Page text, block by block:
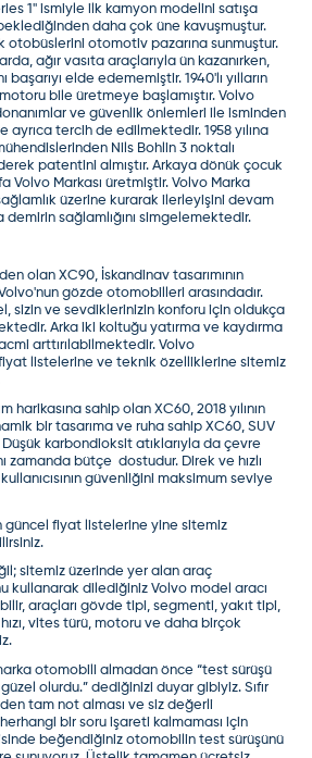
1'' ismiyle ilk kamyon modelini satışa
beklediğinden daha çok üne kavuşmuştur.
otobüslerini otomotiv pazarına sunmuştur.
ağır vasıta araçlarıyla ün kazanırken,
elde edememiştir. 1940'lı yılların
bile üretmeye başlamıştır. Volvo
ve güvenlik önlemleri ile isminden
tercih de edilmektedir. 1958 yılına
Nils Bohlin 3 noktalı
patentini almıştır. Arkaya dönük çocuk
Volvo Markası üretmiştir. Volvo Marka
üzerine kurarak ilerleyişini devam
sağlamlığını simgelemektedir.
olan XC90, İskandinav tasarımının
gözde otomobilleri arasındadır.
sizin ve sevdiklerinizin konforu için oldukça
Arka iki koltuğu yatırma ve kaydırma
arttırılabilmektedir.Volvo
listelerine ve teknik özelliklerine sitemiz
harikasına sahip olan XC60, 2018 yılının
bir tasarıma ve ruha sahip XC60, SUV
Düşük karbondioksit atıklarıyla da çevre
zamanda bütçe dostudur. Direk ve hızlı
güvenliğini maksimum seviye
güncel fiyat listelerine yine sitemiz
sitemiz üzerinde yer alanaraç
kullanarak dilediğiniz Volvo model aracı
araçları gövde tipi, segmenti, yakıt tipi,
vites türü, motoru ve daha birçok
otomobili almadan önce “test sürüşü
olurdu.” dediğinizi duyar gibiyiz. Sıfır
tam not alması ve siz değerli
bir soru işareti kalmaması için
beğendiğiniz otomobilin test sürüşünü